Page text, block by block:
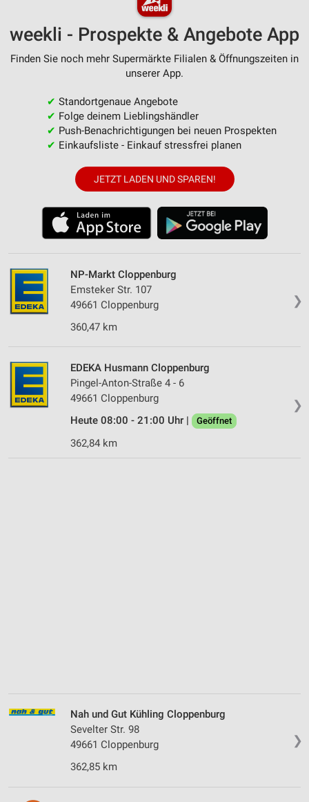
weekli - Prospekte & Angebote App
Finden Sie noch mehr Supermärkte Filialen & Öffnungszeiten in
unserer App.
✔ Standortgenaue Angebote
✔ Folge deinem Lieblingshändler
✔ Push-Benachrichtigungen bei neuen Prospekten
✔ Einkaufsliste - Einkauf stressfrei planen
JETZT LADEN UND SPAREN!
❯
NP-Markt Cloppenburg
Emsteker Str. 107
49661 Cloppenburg
360,47 km
❯
EDEKA Husmann Cloppenburg
Pingel-Anton-Straße 4 - 6
49661 Cloppenburg
Heute 08:00 - 21:00 Uhr |
Geöffnet
362,84 km
❯
Nah und Gut Kühling Cloppenburg
Sevelter Str. 98
49661 Cloppenburg
362,85 km